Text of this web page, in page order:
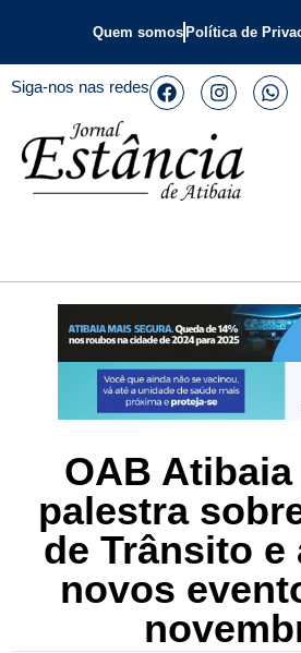
Quem somos Política de
Siga-nos nas redes
OAB
palestra
de Trânsito e
novos